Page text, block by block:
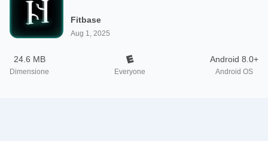
Fitbase
Aug 1, 2025
24.6 MB
Dimensione Everyone
Android 8.0+
Android OS